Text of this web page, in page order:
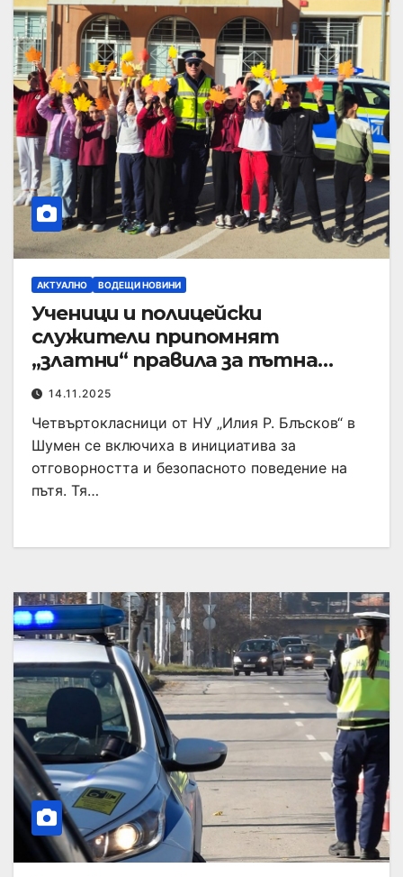
АКТУАЛНО ВОДЕЩИ НОВИНИ
Ученици и полицейски
служители припомнят
„златни“ правила за пътна
безопасност
14.11.2025
Четвъртокласници от НУ „Илия Р. Блъсков“ в
Шумен се включиха в инициатива за
отговорността и безопасното поведение на
пътя. Тя…